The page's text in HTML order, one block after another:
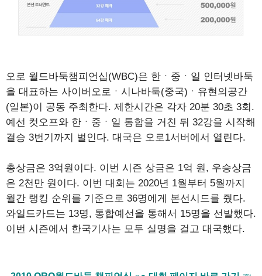
오로 월드바둑챔피언십(WBC)은 한ㆍ중ㆍ일 인터넷바둑
을 대표하는 사이버오로ㆍ시나바둑(중국)ㆍ유현의공간
(일본)이 공동 주최한다. 제한시간은 각자 20분 30초 3회.
예선 컷오프와 한ㆍ중ㆍ일 통합을 거친 뒤 32강을 시작해
결승 3번기까지 벌인다. 대국은 오로1서버에서 열린다.
총상금은 3억원이다. 이번 시즌 상금은 1억 원, 우승상금
은 2천만 원이다. 이번 대회는 2020년 1월부터 5월까지
월간 랭킹 순위를 기준으로 36명에게 본선시드를 줬다.
와일드카드는 13명, 통합예선을 통해서 15명을 선발했다.
이번 시즌에서 한국기사는 모두 실명을 걸고 대국했다.